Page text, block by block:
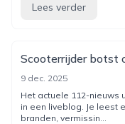
Lees verder
Scooterrijder botst
9 dec. 2025
Het actuele 112-nieuws
in een liveblog. Je leest
branden, vermissin...